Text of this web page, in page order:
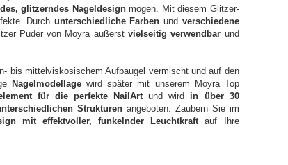
glitzerndes Nageldesignmögen. Mit diesem Glitzer-
Durch unterschiedliche Farben und verschiedene
Puder von Moyra äußerstvielseitig verwendbar und
bis mittelviskosischem Aufbaugel vermischt und auf den
Nagelmodellagewird später mit unserem Moyra Top
für die perfekte NailArtund wird in über 30
Strukturenangeboten. Zaubern Sie im
mit effektvoller, funkelnder Leuchtkraftauf Ihre